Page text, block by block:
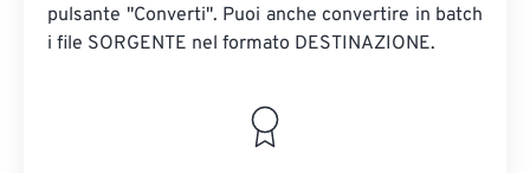
pulsante "Converti". Puoi anche convertire in batch
i file SORGENTE nel formato DESTINAZIONE.